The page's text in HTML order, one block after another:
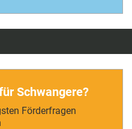
Schwangere?
Förderfragen